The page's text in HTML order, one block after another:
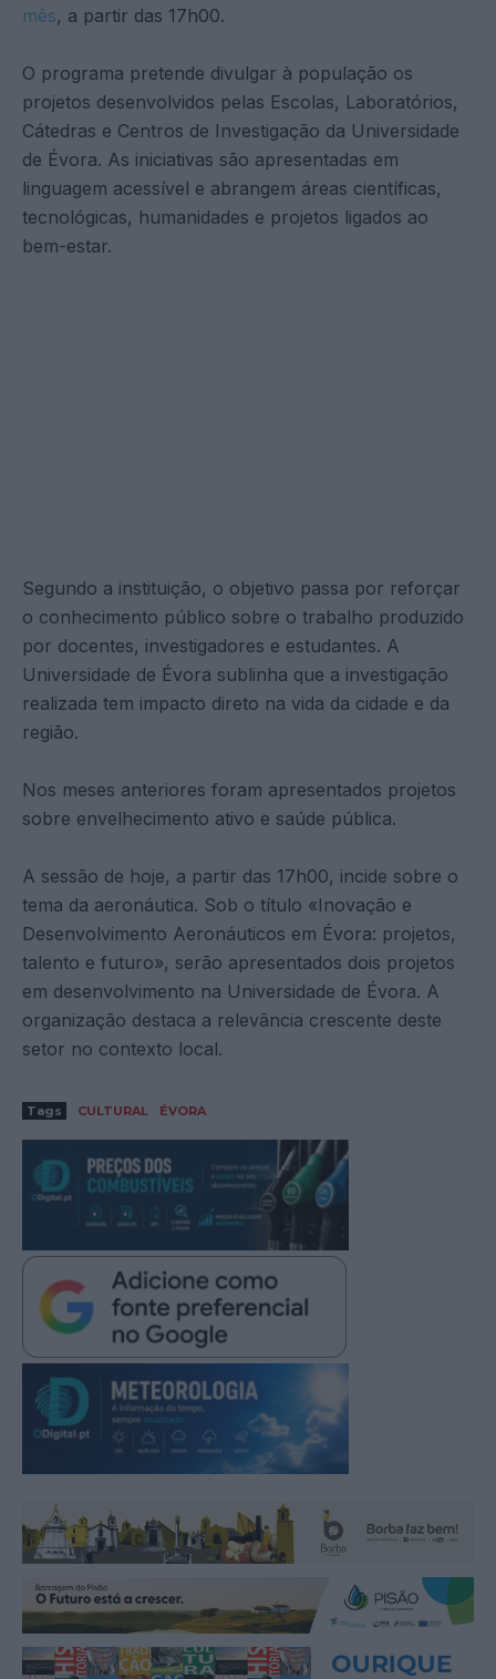
mês, a partir das 17h00.
O programa pretende divulgar à população os
projetos desenvolvidos pelas Escolas, Laboratórios,
Cátedras e Centros de Investigação da Universidade
de Évora. As iniciativas são apresentadas em
linguagem acessível e abrangem áreas científicas,
tecnológicas, humanidades e projetos ligados ao
bem-estar.
Segundo a instituição, o objetivo passa por reforçar
o conhecimento público sobre o trabalho produzido
por docentes, investigadores e estudantes. A
Universidade de Évora sublinha que a investigação
realizada tem impacto direto na vida da cidade e da
região.
Nos meses anteriores foram apresentados projetos
sobre envelhecimento ativo e saúde pública.
A sessão de hoje, a partir das 17h00, incide sobre o
tema da aeronáutica. Sob o título «Inovação e
Desenvolvimento Aeronáuticos em Évora: projetos,
talento e futuro», serão apresentados dois projetos
em desenvolvimento na Universidade de Évora. A
organização destaca a relevância crescente deste
setor no contexto local.
Tags CULTURAL ÉVORA